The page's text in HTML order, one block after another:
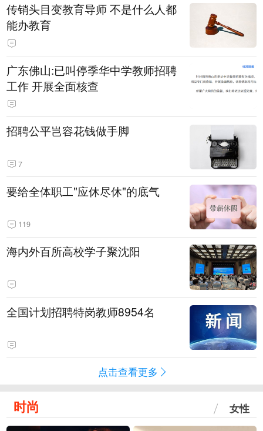
传销头目变教育导师 不是什么人都
能办教育
广东佛山:已叫停季华中学教师招聘
工作 开展全面核查
招聘公平岂容花钱做手脚
7
要给全体职工"应休尽休"的底气
119
海内外百所高校学子聚沈阳
全国计划招聘特岗教师8954名
点击查看更多
时尚 女性